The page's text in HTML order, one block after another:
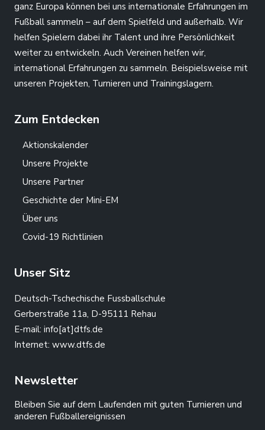
ganz Europa können bei uns internationale Erfahrungen im
Fußball sammeln – auf dem Spielfeld und außerhalb. Wir
helfen Spielern dabei ihr Talent und ihre Persönlichkeit
weiter zu entwickeln. Auch Vereinen helfen wir,
international Erfahrungen zu sammeln. Beispielsweise mit
unseren Projekten, Turnieren und Trainingslagern.
Zum Entdecken
Aktionskalender
Unsere Projekte
Unsere Partner
Geschichte der Mini-EM
Über uns
Covid-19 Richtlinien
Unser Sitz
Deutsch-Tschechische Fussballschule
Gerberstraße 11a, D-95111 Rehau
E-mail: info[at]dtfs.de
Internet: www.dtfs.de
Newsletter
Bleiben Sie auf dem Laufenden mit guten Turnieren und
anderen Fußballereignissen